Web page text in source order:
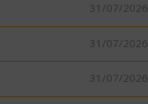
31/07/2026
31/07/2026
31/07/2026